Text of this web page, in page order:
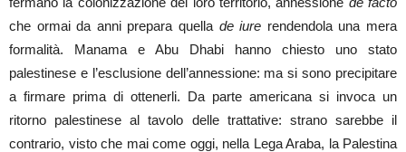
che ormai da anni prepara quella de iure rendendola una mera
formalità. Manama e Abu Dhabi hanno chiesto uno stato
palestinese e l’esclusione dell’annessione: ma si sono precipitare
a firmare prima di ottenerli. Da parte americana si invoca un
ritorno palestinese al tavolo delle trattative: strano sarebbe il
contrario, visto che mai come oggi, nella Lega Araba, la Palestina